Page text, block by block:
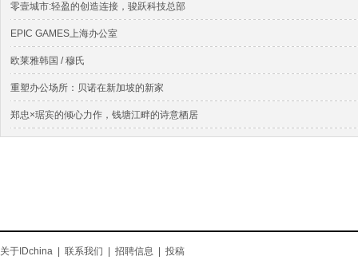
零壹城市:轻盈的创造连接，骏跃科技总部
EPIC GAMES上海办公室
欧莱雅韩国 / 穆氏
重塑办公场所：贝诺在新加坡的新家
郑忠×琚宾的倾心力作，钱塘江畔的诗意栖居
关于IDchina 联系我们 招聘信息 投稿